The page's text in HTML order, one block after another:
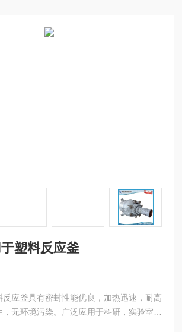
塑料反应釜
反应釜具有密封性能优良，加热迅速，耐高
无环境污染。广泛应用于科研，实验室试
涂料，热熔胶，硅胶，油漆，医药，石油化